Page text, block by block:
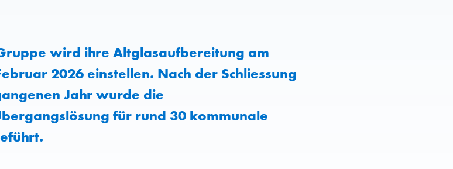
wird ihre Altglasaufbereitung am
2026 einstellen. Nach der Schliessung
Jahr wurde die
für rund 30 kommunale